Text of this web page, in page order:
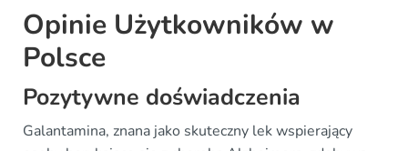
Opinie Użytkowników w
Polsce
Pozytywne doświadczenia
Galantamina, znana jako skuteczny lek wspierający